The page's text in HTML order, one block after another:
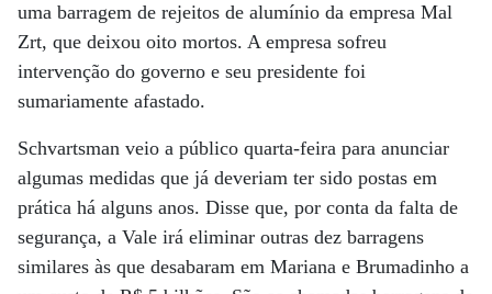
uma barragem de rejeitos de alumínio da empresa Mal
Zrt, que deixou oito mortos. A empresa sofreu
intervenção do governo e seu presidente foi
sumariamente afastado.
Schvartsman veio a público quarta-feira para anunciar
algumas medidas que já deveriam ter sido postas em
prática há alguns anos. Disse que, por conta da falta de
segurança, a Vale irá eliminar outras dez barragens
similares às que desabaram em Mariana e Brumadinho a